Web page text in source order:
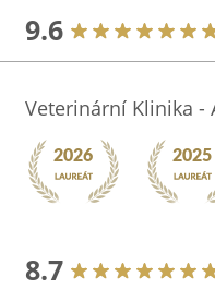
9.6
Veterinární Klinika -
8.7